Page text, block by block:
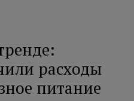
расходы
питание